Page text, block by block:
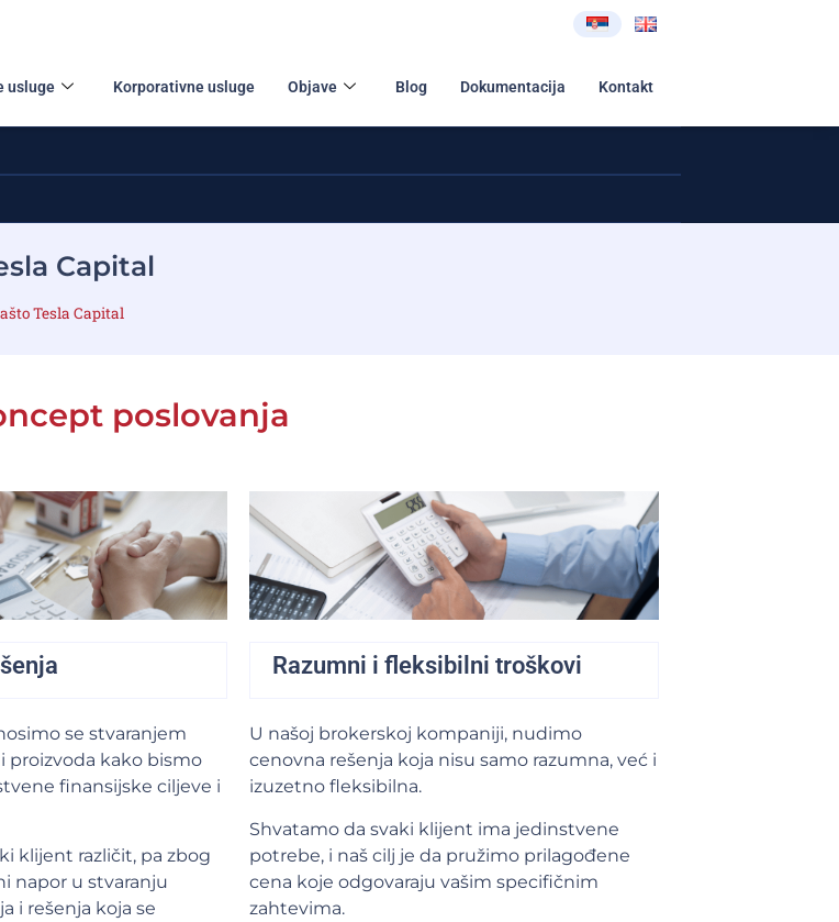
usluge Korporativne usluge Objave Blog Dokumentacija Kontakt
Capital
Tesla Capital
poslovanja
se stvaranjem
proizvoda kako bismo
finansijske ciljeve i
klijent različit, pa zbog
napor u stvaranju
i rešenja koja se
Razumni i fleksibilni troškovi
U našoj brokerskoj kompaniji, nudimo
cenovna rešenja koja nisu samo razumna, već i
izuzetno fleksibilna.
Shvatamo da svaki klijent ima jedinstvene
potrebe, i naš cilj je da pružimo prilagođene
cena koje odgovaraju vašim specifičnim
zahtevima.